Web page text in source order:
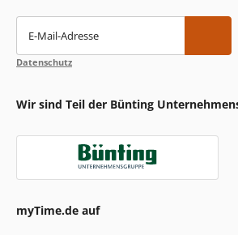
E-Mail-Adresse
Datenschutz
Wir sind Teil der Bünting
myTime.de auf